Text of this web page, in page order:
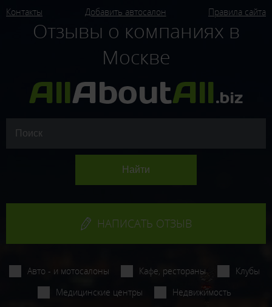
Контакты Добавить автосалон Правила сайта
Отзывы о компаниях в
Москве
НАПИСАТЬ ОТЗЫВ
Авто - и мотосалоны Кафе, рестораны
Клубы
Медицинские центры
Недвижимость